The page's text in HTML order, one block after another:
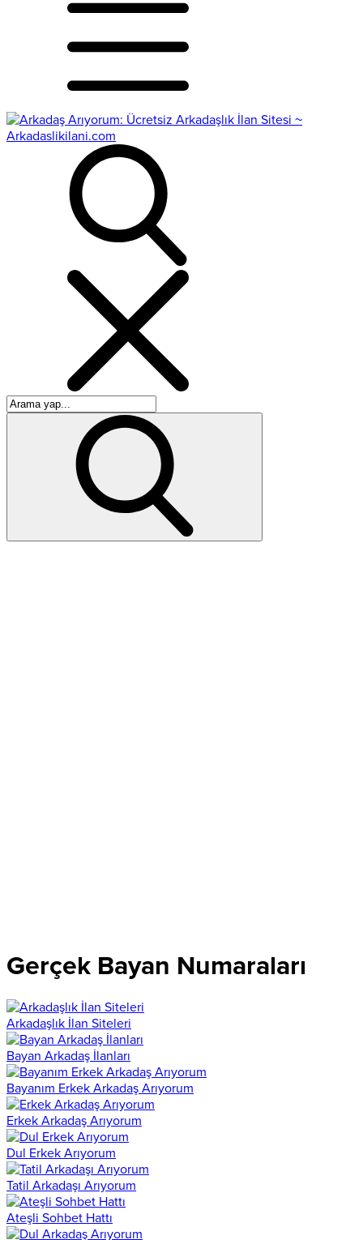
Gerçek Bayan Numaraları
Arkadaşlık İlan Siteleri
Bayan Arkadaş İlanları
Bayanım Erkek Arkadaş Arıyorum
Erkek Arkadaş Arıyorum
Dul Erkek Arıyorum
Tatil Arkadaşı Arıyorum
Ateşli Sohbet Hattı